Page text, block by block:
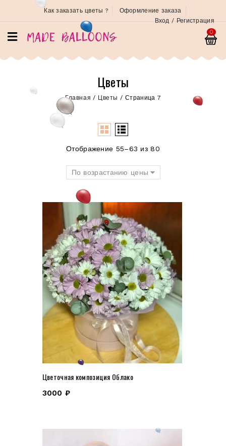
Как заказать цветы ?
Оформление заказа
Вход / Регистрация
0
Цветы
Главная / Цветы / Страница 7
Отображение 55–63 из 80
По возрастанию цены
Цветочная композиция Облако
3000 ₽